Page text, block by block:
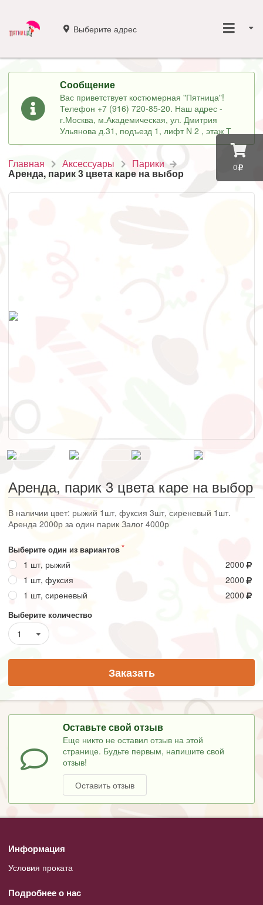
0
Выберите адрес
Сообщение
Вас приветствует костюмерная "Пятница"!
Телефон +7 (916) 720-85-20. Наш адрес -
г.Москва, м.Академическая, ул. Дмитрия
Ульянова д.31, подъезд 1, лифт N 2 , этаж Т
Главная Аксессуары Парики
Аренда, парик 3 цвета каре на выбор
Аренда, парик 3 цвета каре на выбор
В наличии цвет: рыжий 1шт, фуксия 3шт, сиреневый 1шт.
Аренда 2000р за один парик Залог 4000р
Выберите один из вариантов
1 шт, рыжий
2000
1 шт, фуксия
2000
1 шт, сиреневый
2000
Выберите количество
1
Заказать
Оставьте свой отзыв
Еще никто не оставил отзыв на этой
странице. Будьте первым, напишите свой
отзыв!
Оставить отзыв
Информация
Условия проката
Подробнее о нас